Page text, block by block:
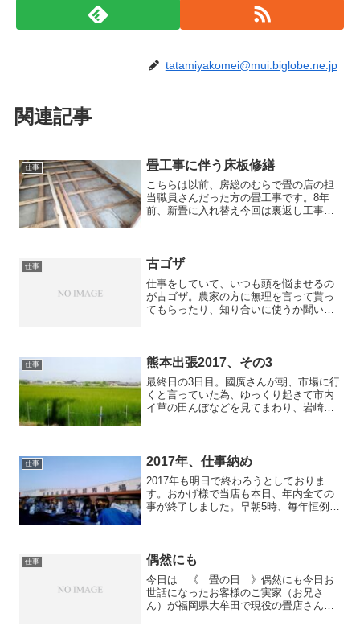
tatamiyakomei@mui.biglobe.ne.jp
関連記事
仕事 畳工事に伴う床板修繕
こちらは以前、房総のむらで畳の店の担
当職員さんだった方の畳工事です。8年
前、新畳に入れ替え今回は裏返し工事の
ビが生え使用できる状態で...
仕事 古ゴザ
仕事をしていて、いつも頭を悩ませるの
が古ゴザ。農家の方に無理を言って貰っ
てもらったり、知り合いに使うか聞いて
に面していて車庫のところ...
仕事 熊本出張2017、その3
最終日の3日目。國廣さんが朝、市場に行
くと言っていた為、ゆっくり起きて市内
イ草の田んぼなどを見てまわり、岩崎神
使用している在来種や夕...
仕事 2017年、仕事納め
2017年も明日で終わろうとしておりま
す。おかげ様で当店も本日、年内全ての
事が終了しました。早朝5時、毎年恒例と
に買出しを済ませ撤収...
仕事 偶然にも
今日は 《 畳の日 》偶然にも今日お
世話になったお客様のご実家（お兄さ
ん）が福岡県大牟田で現役の畳店さんだ